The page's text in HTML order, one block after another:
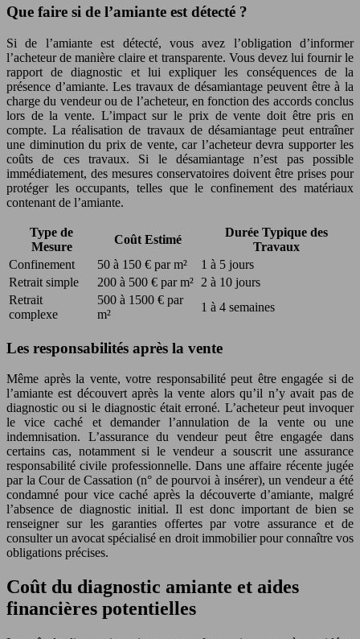
Que faire si de l’amiante est détecté ?
Si de l’amiante est détecté, vous avez l’obligation d’informer
l’acheteur de manière claire et transparente. Vous devez lui fournir le
rapport de diagnostic et lui expliquer les conséquences de la
présence d’amiante. Les travaux de désamiantage peuvent être à la
charge du vendeur ou de l’acheteur, en fonction des accords conclus
lors de la vente. L’impact sur le prix de vente doit être pris en
compte. La réalisation de travaux de désamiantage peut entraîner
une diminution du prix de vente, car l’acheteur devra supporter les
coûts de ces travaux. Si le désamiantage n’est pas possible
immédiatement, des mesures conservatoires doivent être prises pour
protéger les occupants, telles que le confinement des matériaux
contenant de l’amiante.
Type de
Mesure
Coût Estimé
Durée Typique des
Travaux
Confinement
50 à 150 € par m²
1 à 5 jours
Retrait simple
200 à 500 € par m² 2 à 10 jours
Retrait
complexe
500 à 1500 € par
m²
1 à 4 semaines
Les responsabilités après la vente
Même après la vente, votre responsabilité peut être engagée si de
l’amiante est découvert après la vente alors qu’il n’y avait pas de
diagnostic ou si le diagnostic était erroné. L’acheteur peut invoquer
le vice caché et demander l’annulation de la vente ou une
indemnisation. L’assurance du vendeur peut être engagée dans
certains cas, notamment si le vendeur a souscrit une assurance
responsabilité civile professionnelle. Dans une affaire récente jugée
par la Cour de Cassation (n° de pourvoi à insérer), un vendeur a été
condamné pour vice caché après la découverte d’amiante, malgré
l’absence de diagnostic initial. Il est donc important de bien se
renseigner sur les garanties offertes par votre assurance et de
consulter un avocat spécialisé en droit immobilier pour connaître vos
obligations précises.
Coût du diagnostic amiante et aides
financières potentielles